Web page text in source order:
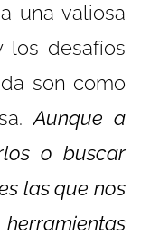
una valiosa
los desafíos
son como
Aunque a
o buscar
las que nos